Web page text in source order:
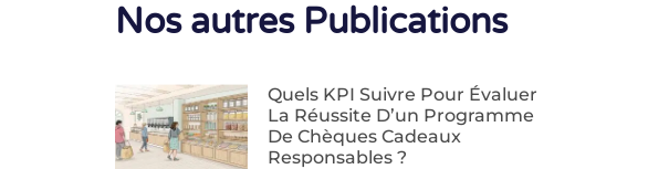
Nos autres Publications
Quels KPI Suivre Pour Évaluer
La Réussite D’un Programme
De Chèques Cadeaux
Responsables ?